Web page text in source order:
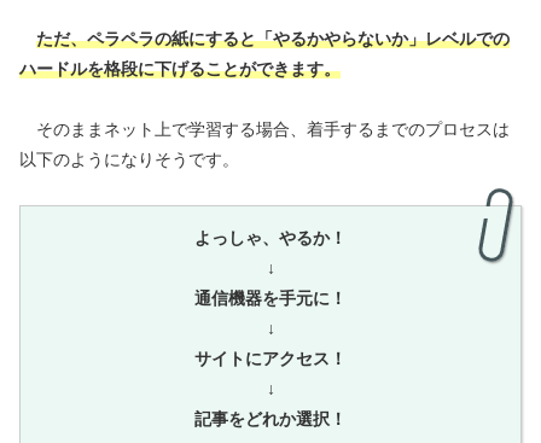
ただ、ペラペラの紙にすると「やるかやらないか」レベルでの
ハードルを格段に下げることができます。
そのままネット上で学習する場合、着手するまでのプロセスは
以下のようになりそうです。
よっしゃ、やるか！
↓
通信機器を手元に！
↓
サイトにアクセス！
↓
記事をどれか選択！